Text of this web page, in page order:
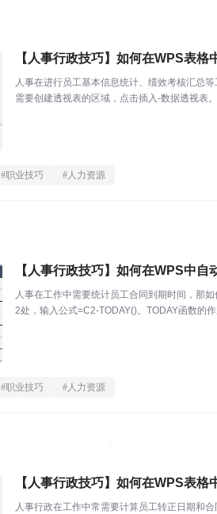
【人事行政技巧】如何在WPS表格
人事在进行员工基本信息统计、绩效考核汇总
需要创建透视表的区域，点击插入-数据透视表
#职业技巧 #人力资源
【人事行政技巧】如何在WPS中自
人事在工作中需要统计员工合同到期时间，那
2处，输入公式=C2-TODAY()。TODAY函数的
#职业技巧 #人力资源
【人事行政技巧】如何在WPS表格
人事行政在工作中常需要计算员工转正日期和